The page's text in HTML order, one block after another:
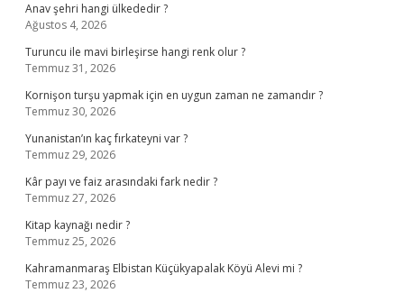
Anav şehri hangi ülkededir ?
Ağustos 4, 2026
Turuncu ile mavi birleşirse hangi renk olur ?
Temmuz 31, 2026
Kornişon turşu yapmak için en uygun zaman ne zamandır ?
Temmuz 30, 2026
Yunanistan’ın kaç fırkateyni var ?
Temmuz 29, 2026
Kâr payı ve faiz arasındaki fark nedir ?
Temmuz 27, 2026
Kitap kaynağı nedir ?
Temmuz 25, 2026
Kahramanmaraş Elbistan Küçükyapalak Köyü Alevi mi ?
Temmuz 23, 2026